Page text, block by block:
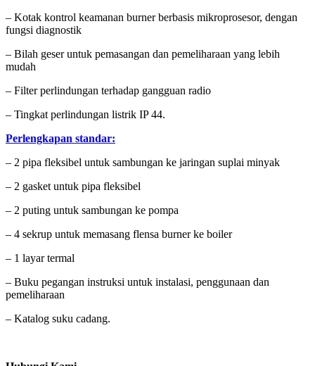
– Kotak kontrol keamanan burner berbasis mikroprosesor, dengan
fungsi diagnostik
– Bilah geser untuk pemasangan dan pemeliharaan yang lebih
mudah
– Filter perlindungan terhadap gangguan radio
– Tingkat perlindungan listrik IP 44.
Perlengkapan standar:
– 2 pipa fleksibel untuk sambungan ke jaringan suplai minyak
– 2 gasket untuk pipa fleksibel
– 2 puting untuk sambungan ke pompa
– 4 sekrup untuk memasang flensa burner ke boiler
– 1 layar termal
– Buku pegangan instruksi untuk instalasi, penggunaan dan
pemeliharaan
– Katalog suku cadang.